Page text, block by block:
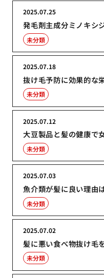
発毛剤主成分ミノキシ
2025.07.25
未分類
抜け毛予防に効果的な
2025.07.18
未分類
大豆製品と髪の健康で
2025.07.12
未分類
魚介類が髪に良い理由
2025.07.03
未分類
髪に悪い食べ物抜け毛
2025.07.02
未分類